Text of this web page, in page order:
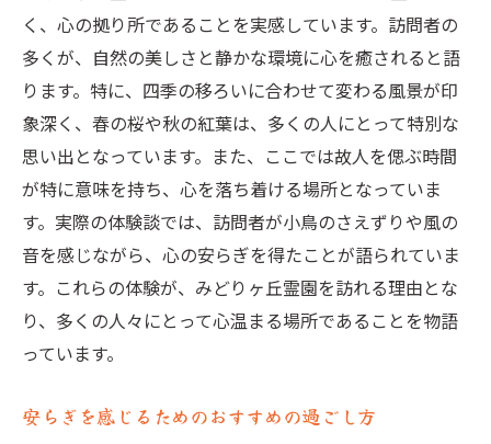
く、心の拠り所であることを実感しています。訪問者の
多くが、自然の美しさと静かな環境に心を癒されると語
ります。特に、四季の移ろいに合わせて変わる風景が印
象深く、春の桜や秋の紅葉は、多くの人にとって特別な
思い出となっています。また、ここでは故人を偲ぶ時間
が特に意味を持ち、心を落ち着ける場所となっていま
す。実際の体験談では、訪問者が小鳥のさえずりや風の
音を感じながら、心の安らぎを得たことが語られていま
す。これらの体験が、みどりヶ丘霊園を訪れる理由とな
り、多くの人々にとって心温まる場所であることを物語
っています。
安らぎを感じるためのおすすめの過ごし方